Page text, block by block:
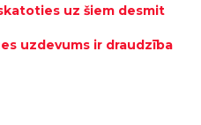
uz šiem desmit
uzdevums ir draudzība